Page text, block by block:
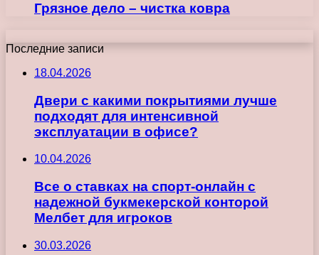
Грязное дело – чистка ковра
Последние записи
18.04.2026
Двери с какими покрытиями лучше
подходят для интенсивной
эксплуатации в офисе?
10.04.2026
Все о ставках на спорт-онлайн с
надежной букмекерской конторой
Мелбет для игроков
30.03.2026